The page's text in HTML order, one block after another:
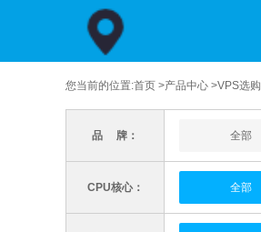
您当前的位置:首页 >产品中心 >VPS选购
品 牌： 全部
CPU核心： 全部